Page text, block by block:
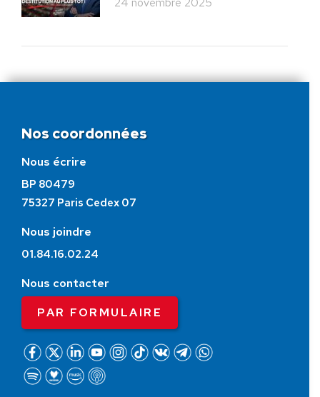
Nos coordonnées
Nous écrire
BP 80479
75327 Paris Cedex 07
Nous joindre
01.84.16.02.24
Nous contacter
PAR FORMULAIRE